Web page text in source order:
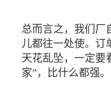
总而言之，我们厂
儿都往一处使。订
天花乱坠，一定要
家”，比什么都强。